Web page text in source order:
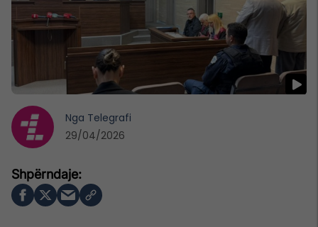
Nga Telegrafi
29/04/2026